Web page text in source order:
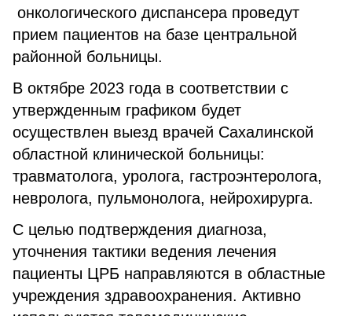
онкологического диспансера проведут
прием пациентов на базе центральной
районной больницы.
В октябре 2023 года в соответствии с
утвержденным графиком будет
осуществлен выезд врачей Сахалинской
областной клинической больницы:
травматолога, уролога, гастроэнтеролога,
невролога, пульмонолога, нейрохирурга.
С целью подтверждения диагноза,
уточнения тактики ведения лечения
пациенты ЦРБ направляются в областные
учреждения здравоохранения. Активно